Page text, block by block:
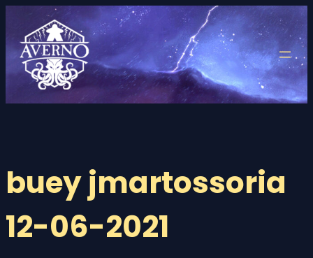
contenido
buey jmartossoria
12-06-2021